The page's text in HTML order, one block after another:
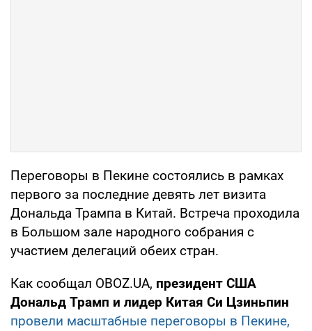
Переговоры в Пекине состоялись в рамках
первого за последние девять лет визита
Дональда Трампа в Китай. Встреча проходила
в Большом зале народного собрания с
участием делегаций обеих стран.
Как сообщал OBOZ.UA, президент США
Дональд Трамп и лидер Китая Си Цзиньпин
провели масштабные переговоры в Пекине,